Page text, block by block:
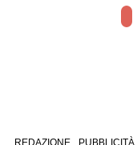
REDAZIONE PUBBLICITÀ